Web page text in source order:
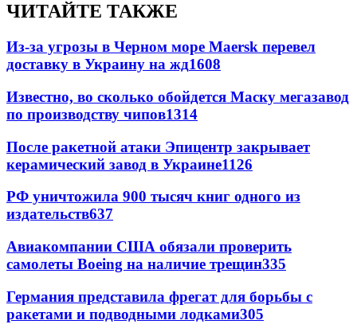
ЧИТАЙТЕ ТАКЖЕ
Из-за угрозы в Черном море Maersk перевел
доставку в Украину на жд1608
Известно, во сколько обойдется Маску мегазавод
по производству чипов1314
После ракетной атаки Эпицентр закрывает
керамический завод в Украине1126
РФ уничтожила 900 тысяч книг одного из
издательств637
Авиакомпании США обязали проверить
самолеты Boeing на наличие трещин335
Германия представила фрегат для борьбы с
ракетами и подводными лодками305